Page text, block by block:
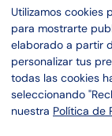
Servicios
Proyectos
Linkedin
Instagram
Utilizamos cookies
para mostrarte
elaborado a partir
personalizar tus
todas las cookies
seleccionando
nuestra Política de